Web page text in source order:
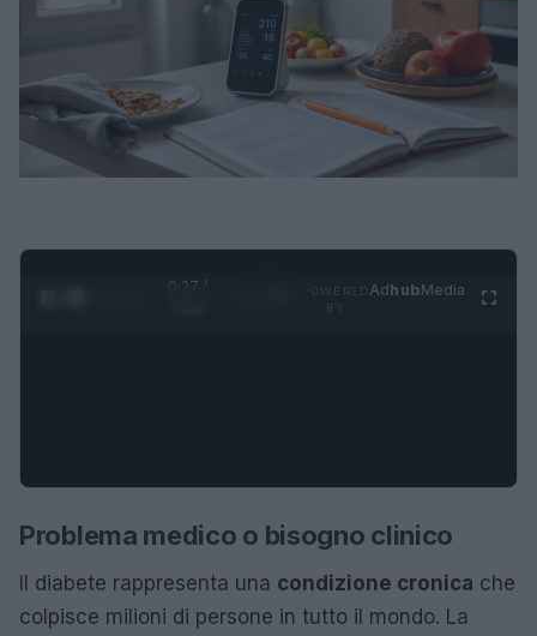
0:28 /
AdhubMedia
Problema medico o bisogno clinico
Il diabete rappresenta una condizione cronica che
colpisce milioni di persone in tutto il mondo. La